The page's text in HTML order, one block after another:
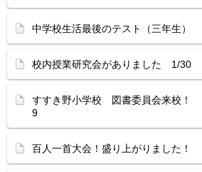
中学校生活最後のテスト（三年生）
校内授業研究会がありました 1/30
すすき野小学校 図書委員会来校！
9
百人一首大会！盛り上がりました